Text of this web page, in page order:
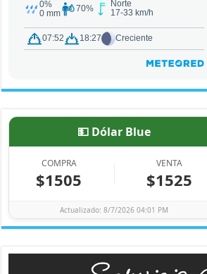
💵 Dólar Blue
COMPRA
$1505
VENTA
$1525
Actualizado: 8/7/2026 04:01 PM